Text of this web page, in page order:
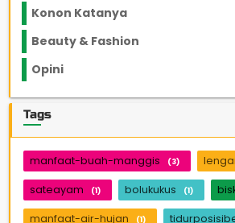
Konon Katanya
Beauty & Fashion
Opini
Tags
manfaat-buah-manggis (3)
sateayam (1) bolukukus (1)
manfaat-air-hujan (1)